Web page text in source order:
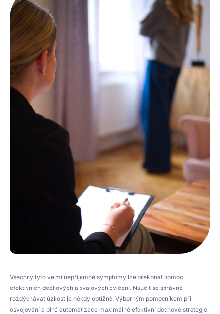
Všechny tyto velmi nepříjemné symptomy lze překonat pomocí
efektivních dechových a svalových cvičení. Naučit se správně
rozdýchávat úzkost je někdy obtížné. Výborným pomocníkem při
osvojování a plné automatizace maximálně efektivní dechové strategie